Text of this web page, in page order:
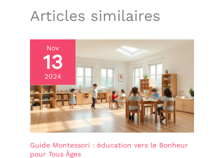
Articles similaires
Nov
13
2024
Guide Montessori : éducation vers le Bonheur
pour Tous Âges